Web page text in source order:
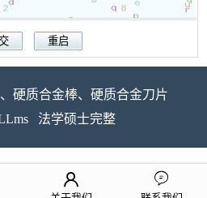
硬质合金棒、硬质合金刀片
法学硕士完整